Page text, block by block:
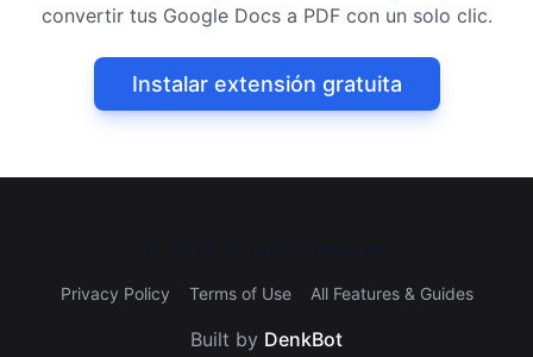
convertir tus Google Docs a PDF con un solo clic.
Instalar extensión gratuita
Privacy Policy Terms of Use All Features & Guides
Built by DenkBot